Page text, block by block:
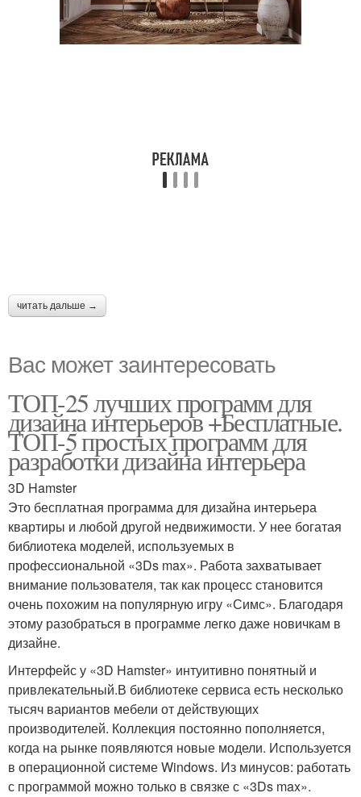
читать дальше →
Вас может заинтересовать
ТОП-25 лучших программ для
дизайна интерьеров +Бесплатные.
ТОП-5 простых программ для
разработки дизайна интерьера
3D Hamster
Это бесплатная программа для дизайна интерьера
квартиры и любой другой недвижимости. У нее богатая
библиотека моделей, используемых в
профессиональной «3Ds max». Работа захватывает
внимание пользователя, так как процесс становится
очень похожим на популярную игру «Симс». Благодаря
этому разобраться в программе легко даже новичкам в
дизайне.
Интерфейс у «3D Hamster» интуитивно понятный и
привлекательный.В библиотеке сервиса есть несколько
тысяч вариантов мебели от действующих
производителей. Коллекция постоянно пополняется,
когда на рынке появляются новые модели. Используется
в операционной системе Windows. Из минусов: работать
с программой можно только в связке с «3Ds max».